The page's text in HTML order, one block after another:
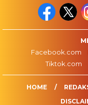
Facebook.com
Tiktok.com
HOME